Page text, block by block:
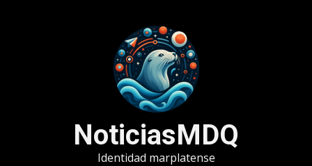
NoticiasMDQ
Identidad marplatense